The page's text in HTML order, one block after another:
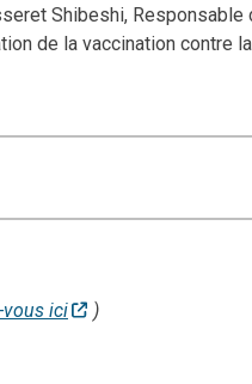
Shibeshi, Responsable
de la vaccination contre
vous ici )